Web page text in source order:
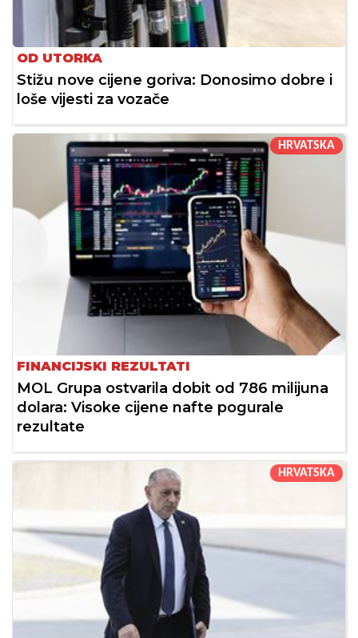
OD UTORKA
Stižu nove cijene goriva: Donosimo dobre i
loše vijesti za vozače
HRVATSKA
FINANCIJSKI REZULTATI
MOL Grupa ostvarila dobit od 786 milijuna
dolara: Visoke cijene nafte pogurale
rezultate
HRVATSKA